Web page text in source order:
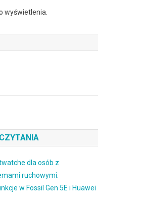
wyświetlenia.
dla osób z
ruchowymi:
w Fossil Gen 5E i Huawei